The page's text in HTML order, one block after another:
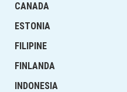
CANADA
ESTONIA
FILIPINE
FINLANDA
INDONESIA